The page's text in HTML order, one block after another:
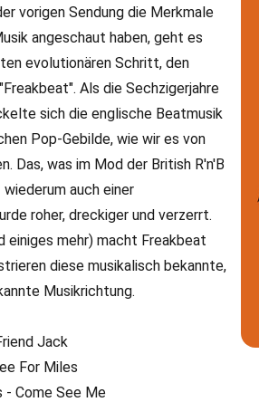
vorigen Sendung die Merkmale
angeschaut haben, geht es
evolutionären Schritt, den
Als die Sechzigerjahre
sich die englische Beatmusik
Pop-Gebilde, wie wir es von
Das, was im Mod der British R'n'B
auch einer
roher, dreckiger und verzerrt.
einiges mehr) macht Freakbeat
diese musikalisch bekannte,
Musikrichtung.
Jack
For Miles
Come See Me